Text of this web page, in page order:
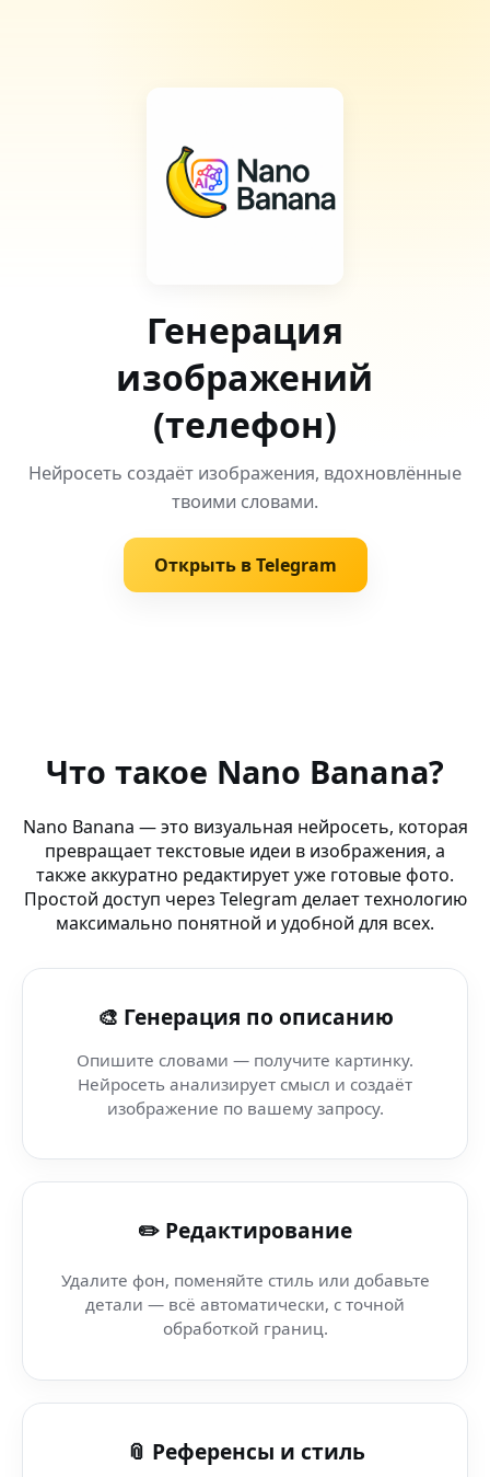
Генерация
изображений
(телефон)
Нейросеть создаёт изображения, вдохновлённые
твоими словами.
Открыть в Telegram
AI Easter art — DeepFake Tools — Nano Banana: твори
AI Улучшатель Изображений (бот ВКонтакте) —
AI Генератор Аниме (Windows) — платформа Nano
AI уличный стиль (терминал) — генерация фото и
AI музыкальные обложки (контент-студия) —
Нейросеть людей — Nano Banana AI сервис — AI-
AI Фото Редактор Русский — Snapchat — Nano Banana:
AI бизнес-графика — FLUX Pro — генерация
Что такое Nano Banana?
Nano Banana — это визуальная нейросеть, которая
превращает текстовые идеи в изображения, а
также аккуратно редактирует уже готовые фото.
Простой доступ через Telegram делает технологию
максимально понятной и удобной для всех.
🎨 Генерация по описанию
Опишите словами — получите картинку.
Нейросеть анализирует смысл и создаёт
изображение по вашему запросу.
✏️ Редактирование
Удалите фон, поменяйте стиль или добавьте
детали — всё автоматически, с точной
обработкой границ.
📎 Референсы и стиль